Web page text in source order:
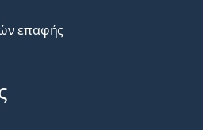
επαφής